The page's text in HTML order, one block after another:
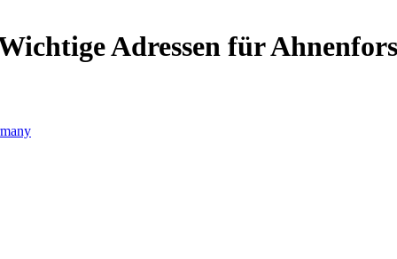
Adressen für